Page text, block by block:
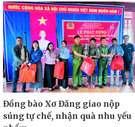
Đồng bào Xơ Đăng giao nộp
súng tự chế, nhận quà nhu yếu